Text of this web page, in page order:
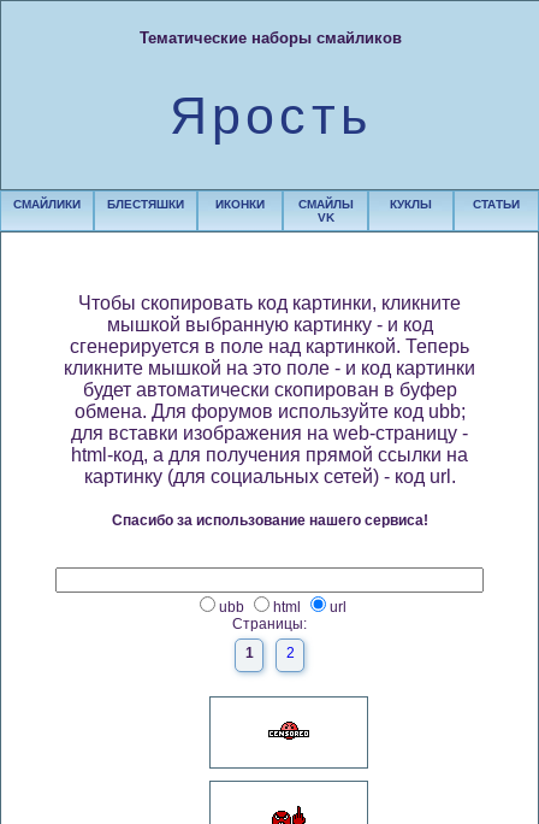
Тематические наборы смайликов
Ярость
СМАЙЛИКИ БЛЕСТЯШКИ ИКОНКИ
СМАЙЛЫ
VK
КУКЛЫ СТАТЬИ
Чтобы скопировать код картинки, кликните
мышкой выбранную картинку - и код
сгенерируется в поле над картинкой. Теперь
кликните мышкой на это поле - и код картинки
будет автоматически скопирован в буфер
обмена. Для форумов используйте код ubb;
для вставки изображения на web-страницу -
html-код, а для получения прямой ссылки на
картинку (для социальных сетей) - код url.
Спасибо за использование нашего сервиса!
ubb html
url
Страницы:
1
2